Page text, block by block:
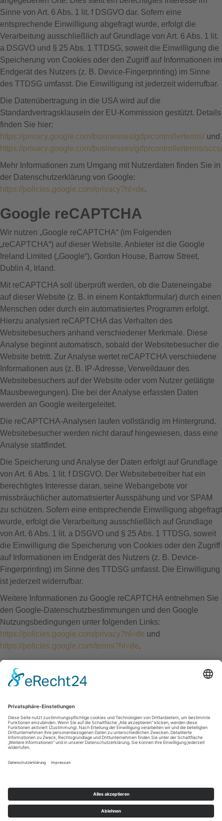
Sinne von Art. 6 Abs. 1 lit. f DSGVO dar. Sofern eine
entsprechende Einwilligung abgefragt wurde, erfolgt die
Verarbeitung ausschließlich auf Grundlage von Art. 6 Abs. 1 lit.
a DSGVO und § 25 Abs. 1 TTDSG, soweit die Einwilligung die
Speicherung von Cookies oder den Zugriff auf Informationen im
Endgerät des Nutzers (z. B. Device-Fingerprinting) im Sinne
des TTDSG umfasst. Die Einwilligung ist jederzeit widerrufbar.
Die Datenübertragung in die USA wird auf die
Standardvertragsklauseln der EU-Kommission gestützt. Details
finden Sie hier:
https://privacy.google.com/businesses/gdprcontrollerterms/ und
https://privacy.google.com/businesses/gdprcontrollerterms/sccs/
Mehr Informationen zum Umgang mit Nutzerdaten finden Sie in
der Datenschutzerklärung von Google:
https://policies.google.com/privacy?hl=de.
Google reCAPTCHA
Wir nutzen „Google reCAPTCHA“ (im Folgenden
„reCAPTCHA“) auf dieser Website. Anbieter ist die Google
Ireland Limited („Google“), Gordon House, Barrow Street,
Dublin 4, Irland.
Mit reCAPTCHA soll überprüft werden, ob die Dateneingabe
auf dieser Website (z. B. in einem Kontaktformular) durch einen
Menschen oder durch ein automatisiertes Programm erfolgt.
Hierzu analysiert reCAPTCHA das Verhalten des
Websitebesuchers anhand verschiedener Merkmale. Diese
Analyse beginnt automatisch, sobald der Websitebesucher die
Website betritt. Zur Analyse wertet reCAPTCHA verschiedene
Informationen aus (z. B. IP-Adresse, Verweildauer des
Websitebesuchers auf der Website oder vom Nutzer getätigte
Mausbewegungen). Die bei der Analyse erfassten Daten
werden an Google weitergeleitet.
Die reCAPTCHA-Analysen laufen vollständig im Hintergrund.
Websitebesucher werden nicht darauf hingewiesen, dass eine
Analyse stattfindet.
Die Speicherung und Analyse der Daten erfolgt auf Grundlage
von Art. 6 Abs. 1 lit. f DSGVO. Der Websitebetreiber hat ein
berechtigtes Interesse daran, seine Webangebote vor
missbräuchlicher automatisierter Ausspähung und vor SPAM
zu schützen. Sofern eine entsprechende Einwilligung abgefragt
wurde, erfolgt die Verarbeitung ausschließlich auf Grundlage
von Art. 6 Abs. 1 lit. a DSGVO und § 25 Abs. 1 TTDSG, soweit
die Einwilligung die Speicherung von Cookies oder den Zugriff
auf Informationen im Endgerät des Nutzers (z. B. Device-
Fingerprinting) im Sinne des TTDSG umfasst. Die Einwilligung
ist jederzeit widerrufbar.
Weitere Informationen zu Google reCAPTCHA entnehmen Sie
den Google-Datenschutzbestimmungen und den Google
Nutzungsbedingungen unter folgenden Links:
https://policies.google.com/privacy?hl=de und
https://policies.google.com/terms?hl=de.